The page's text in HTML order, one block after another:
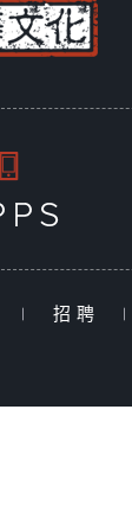
| 招聘 |